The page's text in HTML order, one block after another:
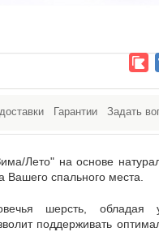
Гарантии Задать
Лето" на основе
Вашего спального места.
шерсть, обладая
поддерживать